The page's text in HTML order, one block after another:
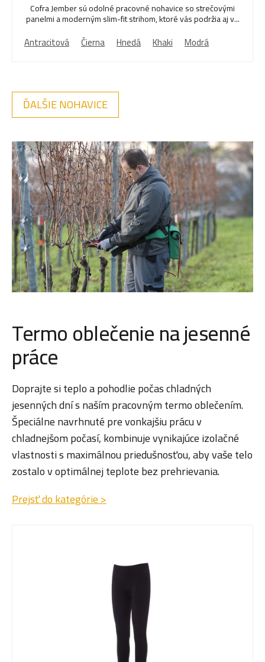
Cofra Jember sú odolné pracovné nohavice so strečovými
panelmi a moderným slim-fit strihom, ktoré vás podržia aj v...
Antracitová Čierna Hnedá Khaki Modrá
ĎALŠIE NOHAVICE
Termo oblečenie na jesenné
práce
Doprajte si teplo a pohodlie počas chladných
jesenných dní s naším pracovným termo oblečením.
Špeciálne navrhnuté pre vonkajšiu prácu v
chladnejšom počasí, kombinuje vynikajúce izolačné
vlastnosti s maximálnou priedušnosťou, aby vaše telo
zostalo v optimálnej teplote bez prehrievania.
Prejsť do kategórie >